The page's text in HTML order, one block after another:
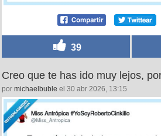
39
Creo que te has ido muy lejos,
por michaelbuble el 30 abr 2026, 13:15